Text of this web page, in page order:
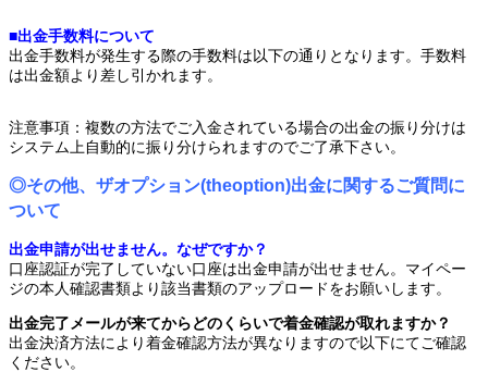
■出金手数料について
出金手数料が発生する際の手数料は以下の通りとなります。手数料
は出金額より差し引かれます。
注意事項：複数の方法でご入金されている場合の出金の振り分けは
システム上自動的に振り分けられますのでご了承下さい。
◎その他、ザオプション(theoption)出金に関するご質問に
ついて
出金申請が出せません。なぜですか？
口座認証が完了していない口座は出金申請が出せません。マイペー
ジの本人確認書類より該当書類のアップロードをお願いします。
出金完了メールが来てからどのくらいで着金確認が取れますか？
出金決済方法により着金確認方法が異なりますので以下にてご確認
ください。